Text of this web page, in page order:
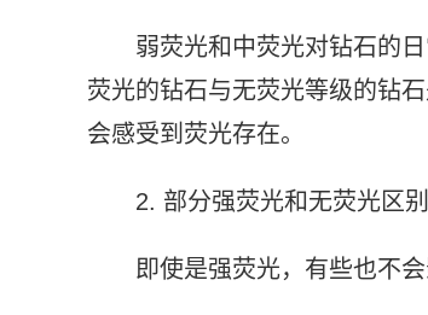
弱荧光和中荧光对钻石的
荧光的钻石与无荧光等级的钻
会感受到荧光存在。
2. 部分强荧光和无荧光区
即使是强荧光，有些也不